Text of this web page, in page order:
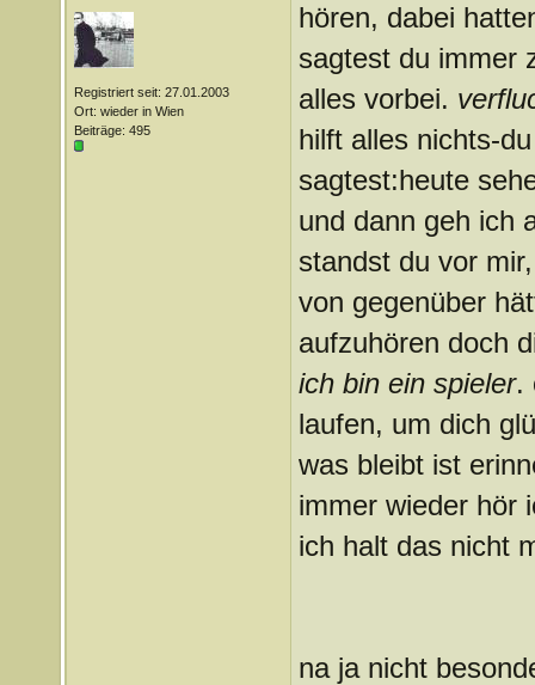
Registriert seit: 27.01.2003
Ort: wieder in Wien
Beiträge: 495
hören, dabei
sagtest du immer
alles vorbei.
hilft alles nichts-
sagtest:heute
und dann geh ich
standst du vor
von gegenüber
aufzuhören doch
ich bin ein spieler.
laufen, um dich
was bleibt ist
immer wieder hör
ich halt das nicht
na ja nicht